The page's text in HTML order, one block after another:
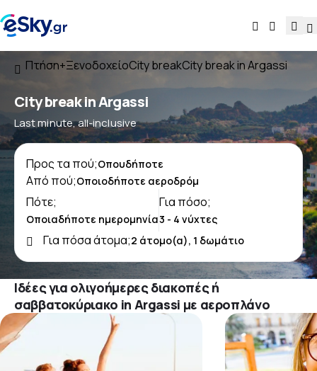
Πτήση+ΞενοδοχείοCity breakCity break in Argassi
City break in Argassi
Last minute, all-inclusive
Προς τα πού;
Από πού;
Πότε;
Για πόσο;
Για πόσα άτομα;
Ιδέες για ολιγοήμερες διακοπές ή
σαββατοκύριακο in Argassi με αεροπλάνο